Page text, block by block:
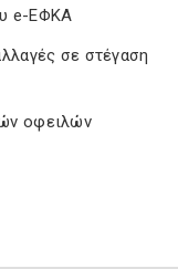
e-ΕΦΚΑ
σε στέγαση
οφειλών